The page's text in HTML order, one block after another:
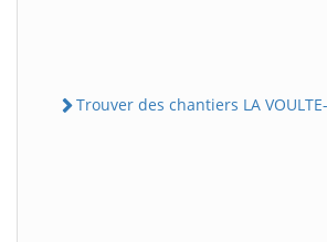
Trouver des chantiers LA